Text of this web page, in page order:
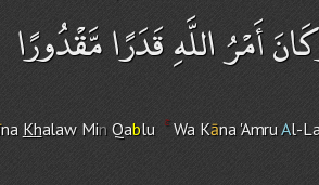
أَمْرُ اللَّهِ قَدَرًا مَّقْدُورًا
na Khalaw Min Qablu Wa Kāna 'AmruAl-